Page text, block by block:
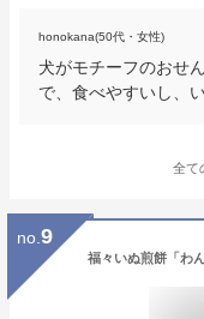
honokana(50代・女性)
犬がモチーフのおせ
で、食べやすいし、
全て
no. 9